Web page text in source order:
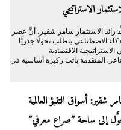
الاستراتيجي
رائد الاستثمار سامر شقير، أنَّ عصر
الاصطناعي يتطلب تحولًا جذريًّا
الاستراتيجية الاقتصادية
المتقدمة باتت ركيزة أساسية في
شقير: أسواق التنبؤ العالمية
إلى ساحة ”صراع معرفي”